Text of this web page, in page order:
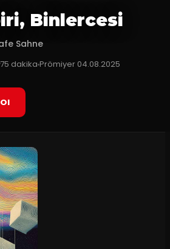
Binlercesi
Sahne
75 dakikaPrömiyer 04.08.2025